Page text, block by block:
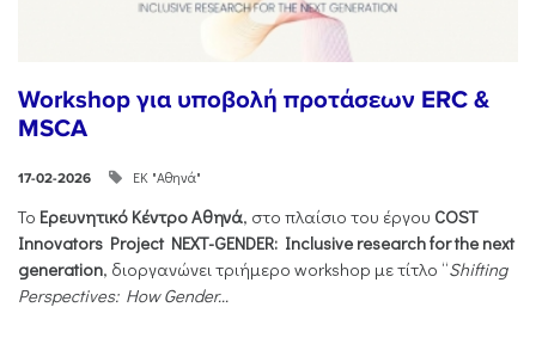
Workshop για υποβολή προτάσεων ERC &
MSCA
17-02-2026 ΕΚ "Αθηνά"
Το Ερευνητικό Κέντρο Αθηνά, στο πλαίσιο του έργου COST
Innovators Project NEXT-GENDER: Inclusive research for the next
generation, διοργανώνει τριήμερο workshop με τίτλο “Shifting
Perspectives: How Gender...